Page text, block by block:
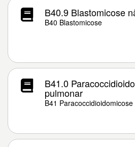
B40.9 Blastomicose
B40 Blastomicose
B41.0
pulmonar
B41 Paracoccidioidomicose